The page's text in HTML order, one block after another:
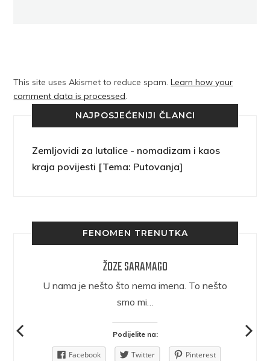
This site uses Akismet to reduce spam.Learn how your
comment data is processed.
NAJPOSJEĆENIJI ČLANCI
Zemljovidi za lutalice - nomadizam i kaos
kraja povijesti [Tema: Putovanja]
FENOMEN TRENUTKA
ŽOZE SARAMAGO
U nama je nešto što nema imena. To nešto
smo mi…
Podijelite na:
Facebook Twitter
Pinterest